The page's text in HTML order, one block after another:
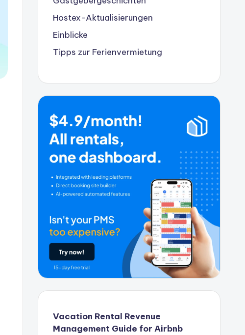
Hostex-Aktualisierungen
Einblicke
Tipps zur Ferienvermietung
Vacation Rental Revenue
Management Guide for Airbnb